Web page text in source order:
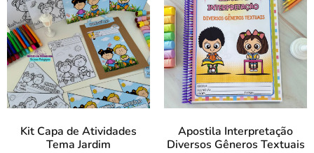
Kit Capa de Atividades
Tema Jardim
Apostila Interpretação
Diversos Gêneros Textuais